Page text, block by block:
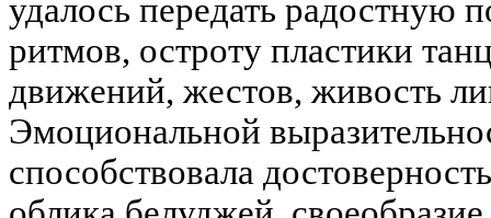
удалось передать радостную
ритмов, остроту пластики
движений, жестов, живость
Эмоциональной
способствовала